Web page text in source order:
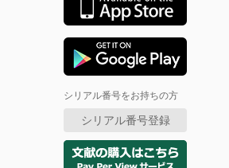
シリアル番号をお持ちの方
シリアル番号登録